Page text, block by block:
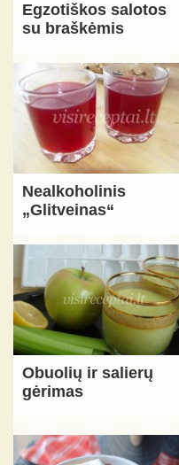
Egzotiškos salotos
su braškėmis
Nealkoholinis
„Glitveinas“
Obuolių ir salierų
gėrimas